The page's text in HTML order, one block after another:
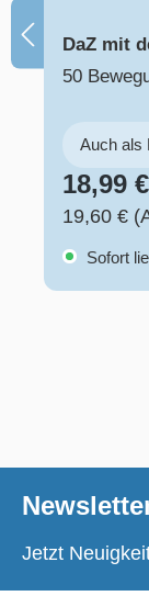
DaZ mit
50
Auch als
18,99
19,60 €
Sofort
Jetzt